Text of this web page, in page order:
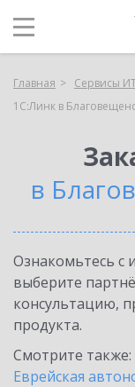
Главная Сервисы
1С:Линк в
в
Ознакомьтесь
выберите
консультацию,
продукта.
Смотрите также:
Еврейская